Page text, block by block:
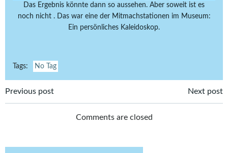
Das Ergebnis könnte dann so aussehen. Aber soweit ist es
noch nicht . Das war eine der Mitmachstationen im Museum:
Ein persönliches Kaleidoskop.
Tags: No Tag
Post
navigation
Previous post
navigation
Next post
Comments are closed